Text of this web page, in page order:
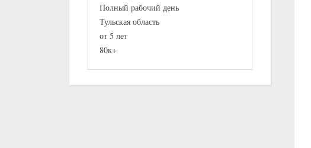
Полный рабочий день
Тульская область
от 5 лет
80к+